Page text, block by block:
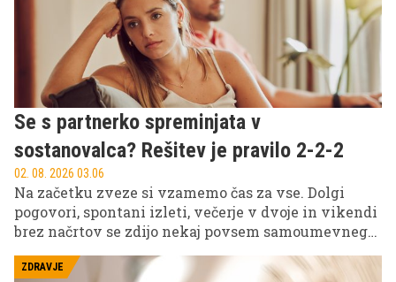
Se s partnerko spreminjata v
sostanovalca? Rešitev je pravilo 2-2-2
02. 08. 2026 03.06
Na začetku zveze si vzamemo čas za vse. Dolgi
pogovori, spontani izleti, večerje v dvoje in vikendi
brez načrtov se zdijo nekaj povsem samoumevnega.
neskončni seznami opravkov.
ZDRAVJE